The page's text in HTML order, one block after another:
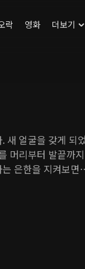
락 영화 더보기
새 얼굴을 갖게 되었
머리부터 발끝까지
은한을 지켜보면
억의 단서를 하나둘
러낸다.